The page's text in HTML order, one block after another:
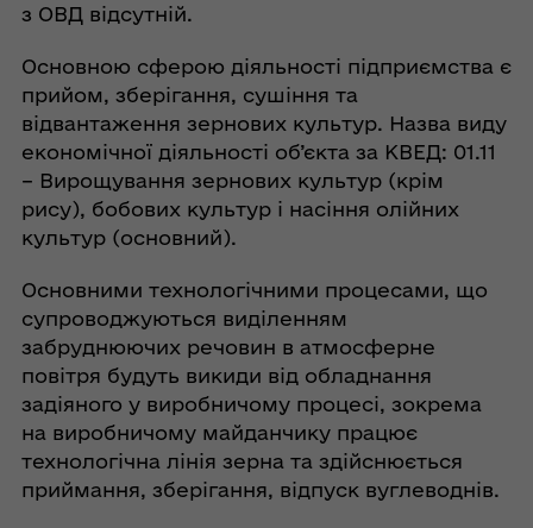
з ОВД відсутній.
Основною сферою діяльності підприємства є
прийом, зберігання, сушіння та
відвантаження зернових культур. Назва виду
економічної діяльності об’єкта за КВЕД: 01.11
– Вирощування зернових культур (крім
рису), бобових культур і насіння олійних
культур (основний).
Основними технологічними процесами, що
супроводжуються виділенням
забруднюючих речовин в атмосферне
повітря будуть викиди від обладнання
задіяного у виробничому процесі, зокрема
на виробничому майданчику працює
технологічна лінія зерна та здійснюється
приймання, зберігання, відпуск вуглеводнів.